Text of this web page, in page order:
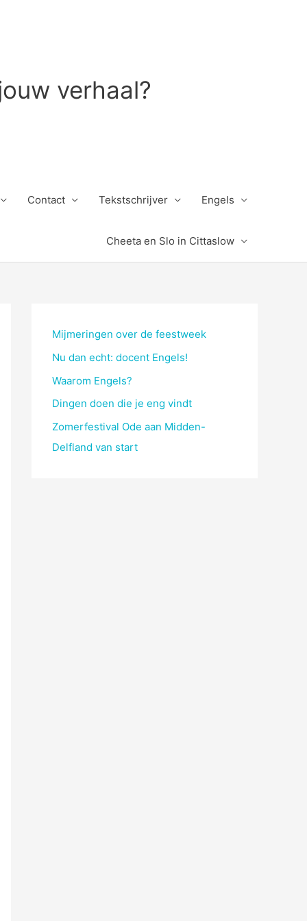
verhaal?
Contact Tekstschrijver Engels
Cheeta en Slo in Cittaslow
Mijmeringen over de feestweek
Nu dan echt: docent Engels!
Waarom Engels?
Dingen doen die je eng vindt
Zomerfestival Ode aan Midden-
Delfland van start